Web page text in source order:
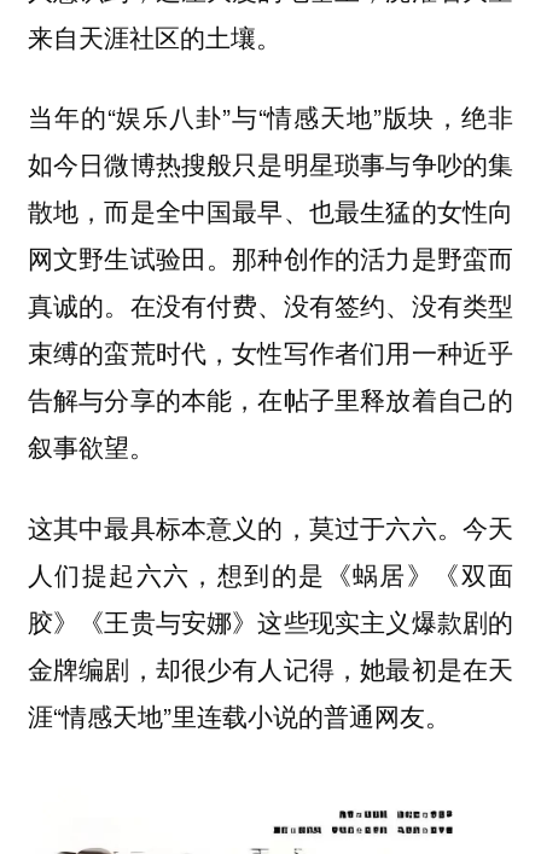
来自天涯社区的土壤。
当年的“娱乐八卦”与“情感天地”版块，绝非
如今日微博热搜般只是明星琐事与争吵的集
散地，而是全中国最早、也最生猛的女性向
网文野生试验田。那种创作的活力是野蛮而
真诚的。在没有付费、没有签约、没有类型
束缚的蛮荒时代，女性写作者们用一种近乎
告解与分享的本能，在帖子里释放着自己的
叙事欲望。
这其中最具标本意义的，莫过于六六。今天
人们提起六六，想到的是《蜗居》《双面
胶》《王贵与安娜》这些现实主义爆款剧的
金牌编剧，却很少有人记得，她最初是在天
涯“情感天地”里连载小说的普通网友。